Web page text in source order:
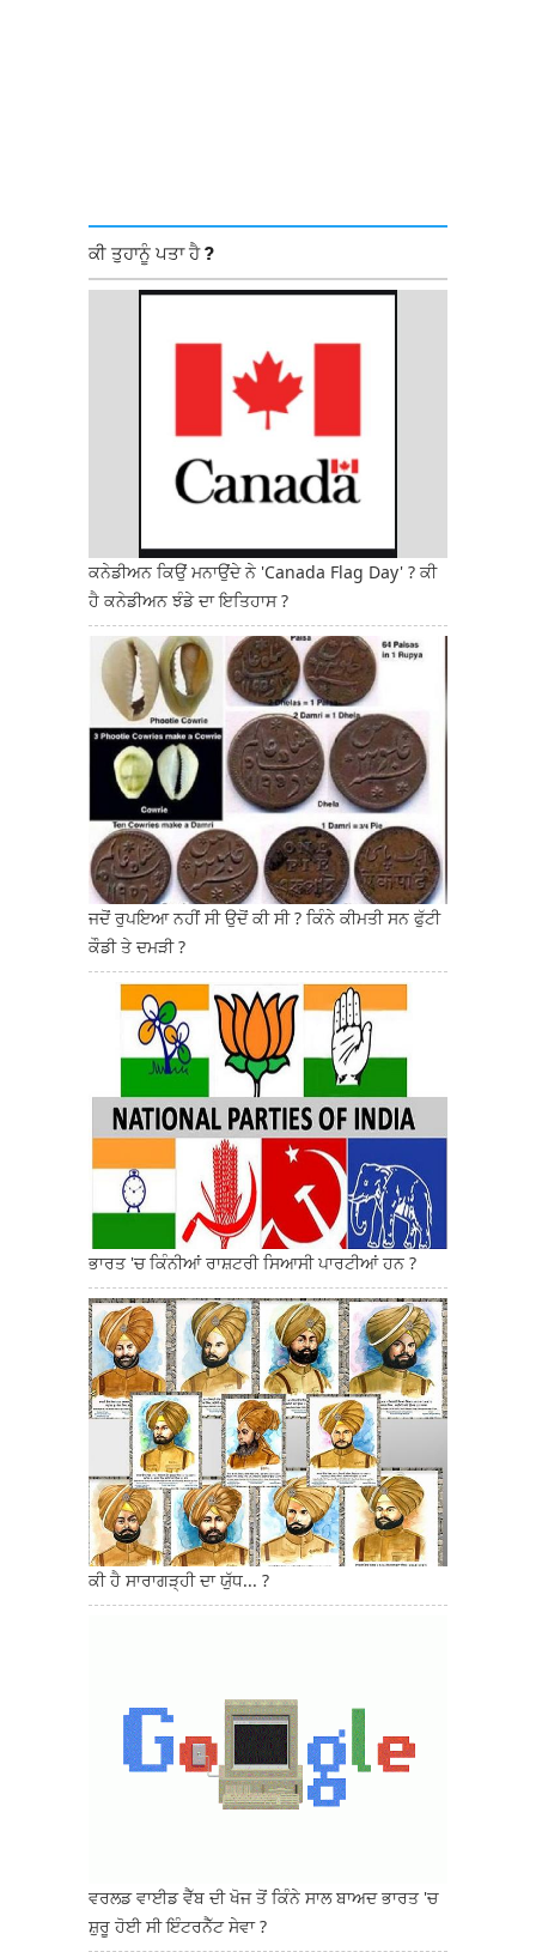
ਕੀ ਤੁਹਾਨੂੰ ਪਤਾ ਹੈ ?
ਕਨੇਡੀਅਨ ਕਿਉਂ ਮਨਾਉਂਦੇ ਨੇ 'Canada Flag Day' ? ਕੀ
ਹੈ ਕਨੇਡੀਅਨ ਝੰਡੇ ਦਾ ਇਤਿਹਾਸ ?
ਜਦੋਂ ਰੁਪਇਆ ਨਹੀਂ ਸੀ ਉਦੋਂ ਕੀ ਸੀ ? ਕਿੰਨੇ ਕੀਮਤੀ ਸਨ ਫੁੱਟੀ
ਕੌਡੀ ਤੇ ਦਮੜੀ ?
ਭਾਰਤ 'ਚ ਕਿੰਨੀਆਂ ਰਾਸ਼ਟਰੀ ਸਿਆਸੀ ਪਾਰਟੀਆਂ ਹਨ ?
ਕੀ ਹੈ ਸਾਰਾਗੜ੍ਹੀ ਦਾ ਯੁੱਧ... ?
ਵਰਲਡ ਵਾਈਡ ਵੈੱਬ ਦੀ ਖੋਜ ਤੋਂ ਕਿੰਨੇ ਸਾਲ ਬਾਅਦ ਭਾਰਤ 'ਚ
ਸ਼ੁਰੂ ਹੋਈ ਸੀ ਇੰਟਰਨੈੱਟ ਸੇਵਾ ?